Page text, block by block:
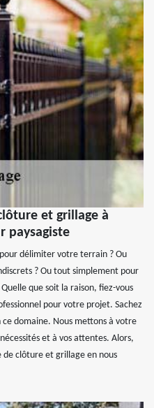
et grillage à
paysagiste
délimiter votre terrain ? Ou
? Ou tout simplement pour
que soit la raison, fiez-vous
pour votre projet. Sachez
domaine. Nous mettons à votre
et à vos attentes. Alors,
de clôture et grillage en nous